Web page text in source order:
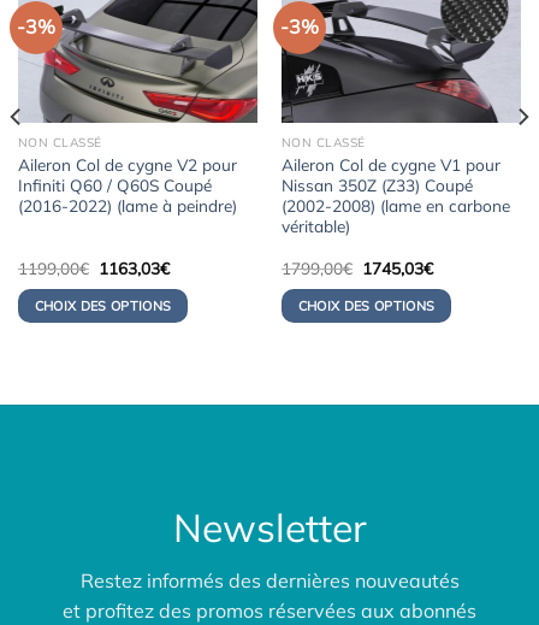
-3%
NON CLASSÉ
Aileron Col de cygne V2 pour
Infiniti Q60 / Q60S Coupé
(2016-2022) (lame à peindre)
1199,00€ Le
prix
initial
était :
1199,00€.
1163,03€Le
actuel
est :
1163,03€.
CHOIX DES OPTIONS
-3%
NON CLASSÉ
Aileron Col de cygne V1 pour
Nissan 350Z (Z33) Coupé
(2002-2008) (lame en carbone
véritable)
1799,00€ Le
initial
était :
1799,00€.
1745,03€Le
actuel
est :
1745,03€.
CHOIX DES OPTIONS
Newsletter
Restez informés des dernières nouveautés
et profitez des promos réservées aux abonnés